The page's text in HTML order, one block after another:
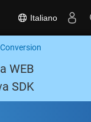
Italiano
Conversion
WEB
SDK